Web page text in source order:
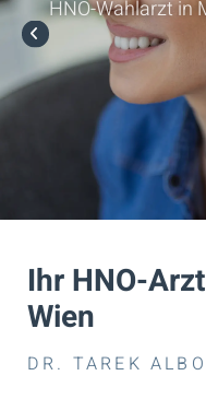
Ordination
Ordination
Ihr HNO-
Wien
DR. TAREK